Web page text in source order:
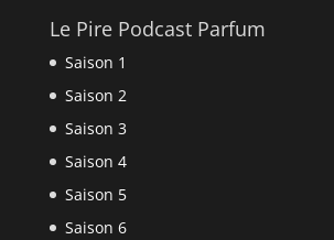
Le Pire Podcast Parfum
Saison 1
Saison 2
Saison 3
Saison 4
Saison 5
Saison 6